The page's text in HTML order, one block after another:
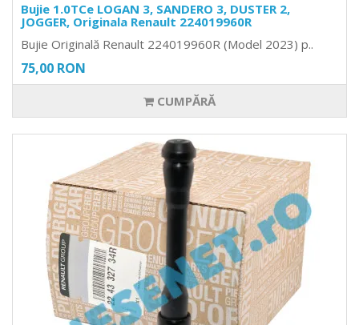
Bujie 1.0TCe LOGAN 3, SANDERO 3, DUSTER 2,
JOGGER, Originala Renault 224019960R
Bujie Originală Renault 224019960R (Model 2023) p..
75,00 RON
CUMPĂRĂ